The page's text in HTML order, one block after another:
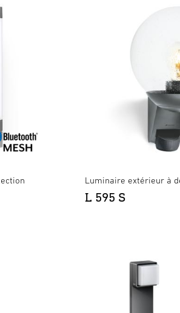
PRO Expanse SC
Luminaire extérieur à
L 595 S